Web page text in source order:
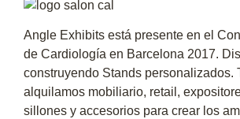
Angle Exhibits está presente en el
de Cardiología en Barcelona 2017.
construyendo Stands personalizados.
alquilamos mobiliario, retail,
sillones y accesorios para crear los